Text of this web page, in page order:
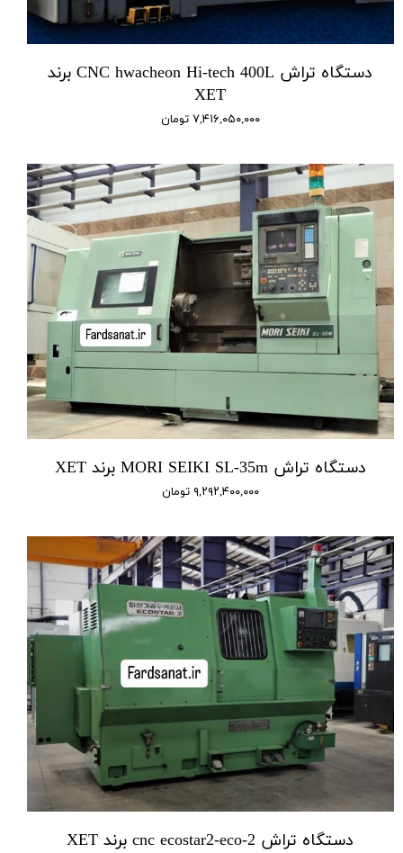
دستگاه تراش CNC hwacheon Hi-tech 400L برند
XET
۷,۴۱۶,۰۵۰,۰۰۰ تومان
دستگاه تراش MORI SEIKI SL-35m برند XET
۹,۲۹۲,۴۰۰,۰۰۰ تومان
دستگاه تراش cnc ecostar2-eco-2 برند XET